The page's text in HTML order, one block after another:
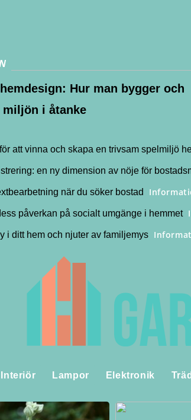
Hur man bygger och
miljön i åtanke
att vinna och skapa en trivsam spelmiljö
en ny dimension av nöje för
när du söker bostad
påverkan på socialt umgänge i hemmet
i ditt hem och njuter av familjemys
Interiör Lampor Elektronik